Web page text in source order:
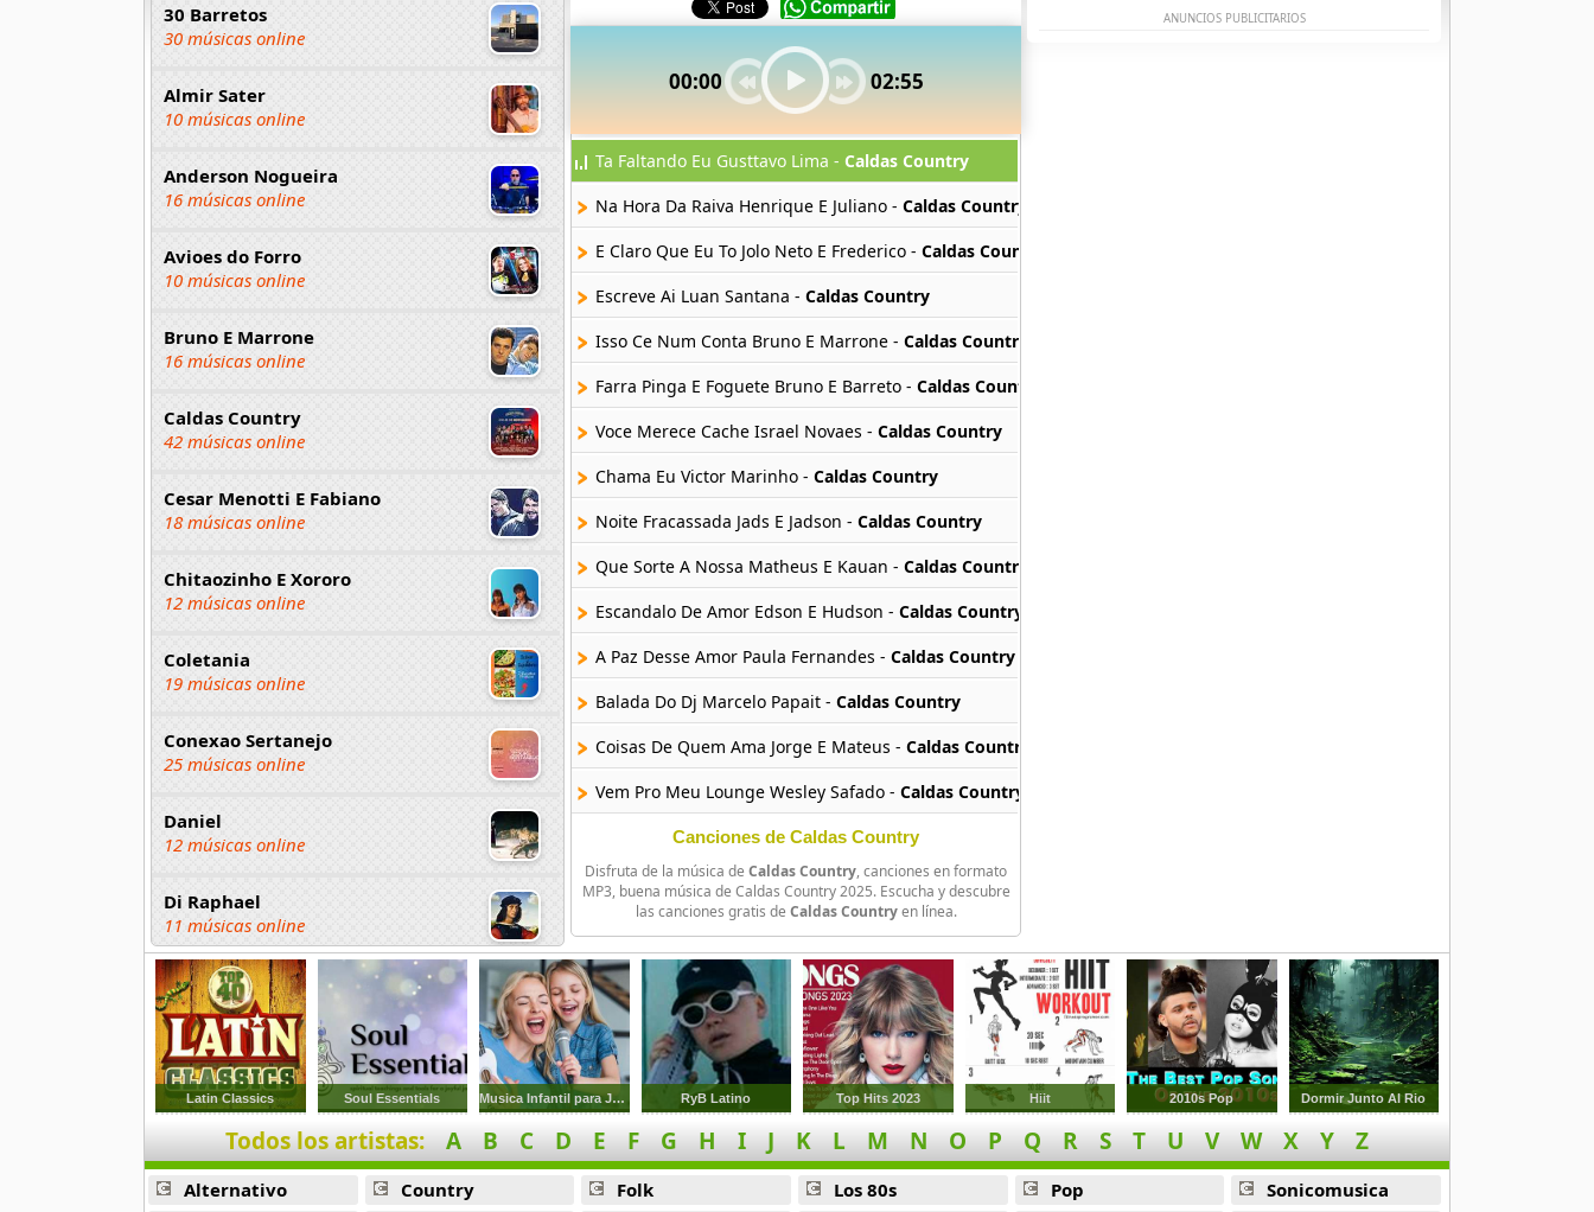
30 Barretos
30 músicas online
Almir Sater
10 músicas online
Anderson Nogueira
16 músicas online
Avioes do Forro
10 músicas online
Bruno E Marrone
16 músicas online
Caldas Country
42 músicas online
Cesar Menotti E Fabiano
18 músicas online
Chitaozinho E Xororo
12 músicas online
Coletania
19 músicas online
Conexao Sertanejo
25 músicas online
Daniel
12 músicas online
Di Raphael
11 músicas online
Duani E Dinei
16 músicas online
Edson y Hudson
12 músicas online
Fernando E Sorocaba
18 músicas online
00:00 02:55
Ta Faltando Eu Gusttavo Lima - Caldas Country
Na Hora Da Raiva Henrique E Juliano - Caldas Country
E Claro Que Eu To Jolo Neto E Frederico - Caldas Country
Escreve Ai Luan Santana - Caldas Country
Isso Ce Num Conta Bruno E Marrone - Caldas Country
Farra Pinga E Foguete Bruno E Barreto - Caldas Country
Voce Merece Cache Israel Novaes - Caldas Country
Chama Eu Victor Marinho - Caldas Country
Noite Fracassada Jads E Jadson - Caldas Country
Que Sorte A Nossa Matheus E Kauan - Caldas Country
Escandalo De Amor Edson E Hudson - Caldas Country
A Paz Desse Amor Paula Fernandes - Caldas Country
Balada Do Dj Marcelo Papait - Caldas Country
Coisas De Quem Ama Jorge E Mateus - Caldas Country
Vem Pro Meu Lounge Wesley Safado - Caldas Country
Abertura Caldas Country Show 2015 -Caldas Country
Tempo De Amor Victor E Leo -Caldas Country
Zap Zap Cuiabanno Lima -
Caldas Country
No Paro De Beber Gusttavo Lima -Caldas Country
24 Horas De Solteiro Evandro E Henriquer -Caldas Country
Quando Deus Quer Lucas Lucco -Caldas Country
Aquele 1 Por Cento Marcos E Belutti -Caldas Country
Fora De Area Fred E Gustavo -Caldas Country
Mande In Roca Loubet -
Caldas Country
Canciones de Caldas Country
Disfruta de la música de Caldas Country, canciones en formato
MP3, buena música de Caldas Country 2025. Escucha y descubre
las canciones gratis de Caldas Countryen línea.
ANUNCIOS PUBLICITARIOS
Latin Classics Soul Essentials Musica Infantil para Jugar y Cantar RyB Latino Top Hits 2023 Hiit 2010s Pop Dormir Junto Al Rio
Todos los artistas: A B C D E F G H I J K L M N O P Q R S T U V W X Y Z
Alternativo
Country
Folk
Los 80s
Pop
Sonicomusica